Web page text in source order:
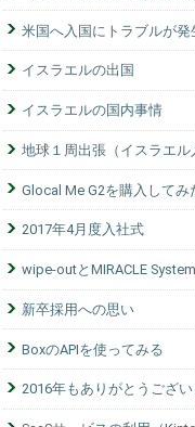
米国へ入国にトラブルが発
イスラエルの出国
イスラエルの国内事情
地球１周出張（イスラエル
Glocal Me G2を購入してみ
2017年4月度入社式
wipe-outとMIRACLE
新卒採用への思い
BoxのAPIを使ってみる
2016年もありがとうござい